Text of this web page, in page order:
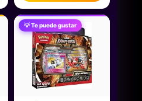
LECTURA ORACIÓN
MEDITACIÓN DIARIO
PERSONAL HOMBRES
MUJERES
💡 Te puede gustar